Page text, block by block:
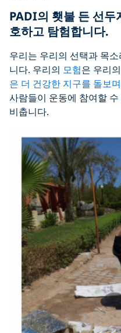
PADI의 횃불 든 선
호하고 탐험합니다.
우리는 우리의 선택과 목
니다. 우리의 모험은 우리
은 더 건강한 지구를 돌보며
사람들이 운동에 참여할
비춥니다.